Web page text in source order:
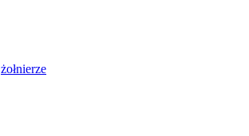
żołnierze